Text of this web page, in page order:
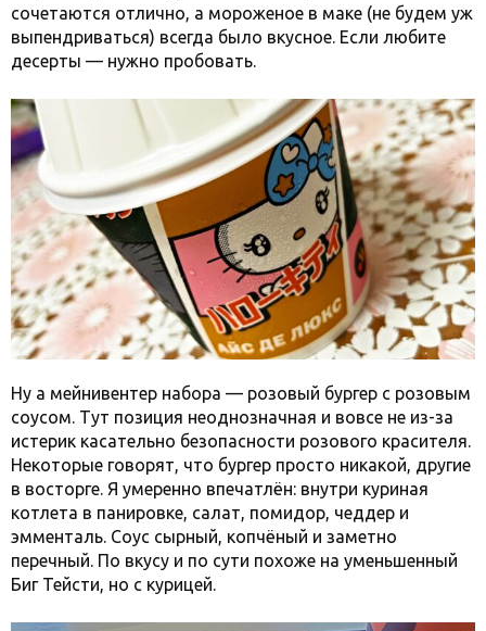
сочетаются отлично, а мороженое в маке (не будем уж
выпендриваться) всегда было вкусное. Если любите
десерты — нужно пробовать.
Ну а мейнивентер набора — розовый бургер с розовым
соусом. Тут позиция неоднозначная и вовсе не из-за
истерик касательно безопасности розового красителя.
Некоторые говорят, что бургер просто никакой, другие
в восторге. Я умеренно впечатлён: внутри куриная
котлета в панировке, салат, помидор, чеддер и
эмменталь. Соус сырный, копчёный и заметно
перечный. По вкусу и по сути похоже на уменьшенный
Биг Тейсти, но с курицей.